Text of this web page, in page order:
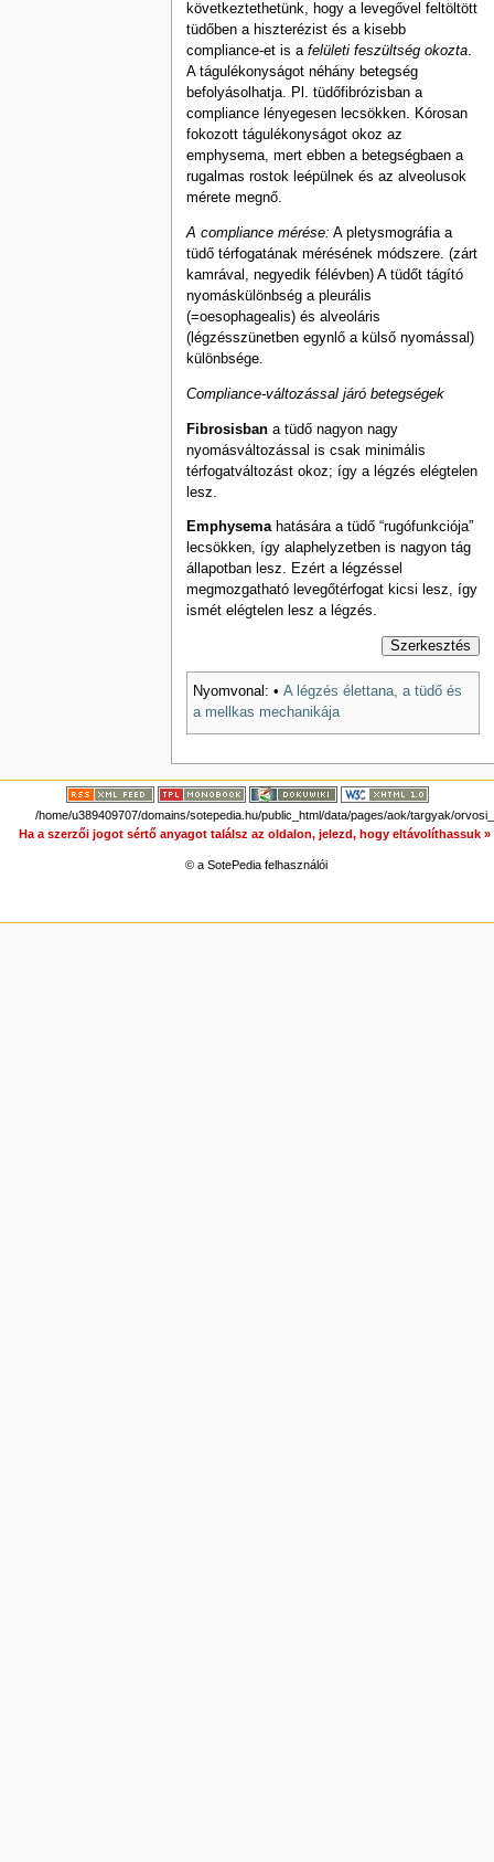
következtethetünk, hogy a levegővel feltöltött
tüdőben a hiszterézist és a kisebb
compliance-et is a felületi feszültség okozta.
A tágulékonyságot néhány betegség
befolyásolhatja. Pl. tüdőfibrózisban a
compliance lényegesen lecsökken. Kórosan
fokozott tágulékonyságot okoz az
emphysema, mert ebben a betegségbaen a
rugalmas rostok leépülnek és az alveolusok
mérete megnő.
A compliance mérése: A pletysmográfia a
tüdő térfogatának mérésének módszere. (zárt
kamrával, negyedik félévben) A tüdőt tágító
nyomáskülönbség a pleurális
(=oesophagealis) és alveoláris
(légzésszünetben egynlő a külső nyomással)
különbsége.
Compliance-változással járó betegségek
Fibrosisbana tüdő nagyon nagy
nyomásváltozással is csak minimális
térfogatváltozást okoz; így a légzés elégtelen
lesz.
Emphysemahatására a tüdő “rugófunkciója”
lecsökken, így alaphelyzetben is nagyon tág
állapotban lesz. Ezért a légzéssel
megmozgatható levegőtérfogat kicsi lesz, így
ismét elégtelen lesz a légzés.
Szerkesztés
Nyomvonal: • A légzés élettana, a tüdő és
a mellkas mechanikája
/home/u389409707/domains/sotepedia.hu/public_html/data/pages/aok/targyak/
Ha a szerzői jogot sértő anyagot találsz az oldalon, jelezd, hogy eltávolíthassuk »
© a SotePedia felhasználói